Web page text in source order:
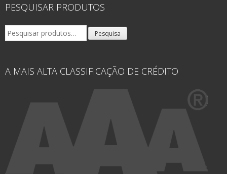
PESQUISAR PRODUTOS
Pesquisar
por:
Pesquisa
A MAIS ALTA CLASSIFICAÇÃO DE CRÉDITO